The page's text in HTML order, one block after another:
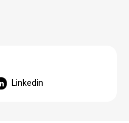
Linkedin